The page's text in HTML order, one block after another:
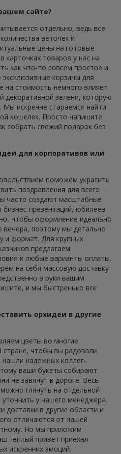
сайте?
отдельно, ведь все
веточек и
цены на готовые
карточках товаров у нас на
как что-то совсем простое и
корзины для
на стоимость немного влияет
декоративной зелени, которую
искренне стараемся найти
кошелек. Просто напишите
собрать свежий подарок без
для корпоративов или
поможем украсить
поздравления для всего
часто создают масштабные
презентаций, юбилеев
чтобы оформление идеально
поэтому мы детально
и формат. Для крупных
предлагаем
и любые варианты оплаты.
на себя массовую доставку
в руки вашим
и мы быстренько все
орхидеи в другие
цветы во многие
стране, чтобы вы радовали
надежных коллег-
ваши букеты собирают
не завянут в дороге. Весь
глянуть на отдельной
уточнить у нашего менеджера.
доставки в другие области и
отличаются от нашей
Но мы приложим
теплый привет приехал
искренних эмоций.